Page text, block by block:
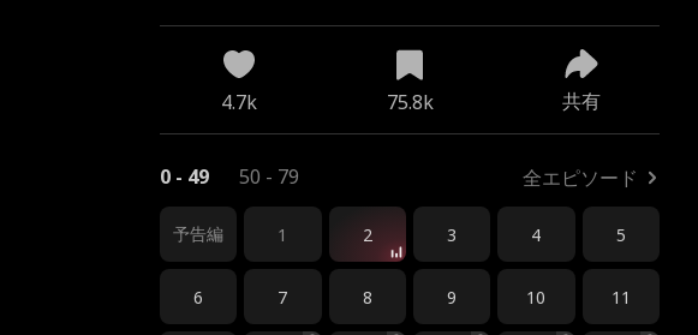
4.7k 75.8k 共有
0 - 49 50 - 79 全エピソード
予告編 1 2 3 4 5
6 7 8 9 10 11